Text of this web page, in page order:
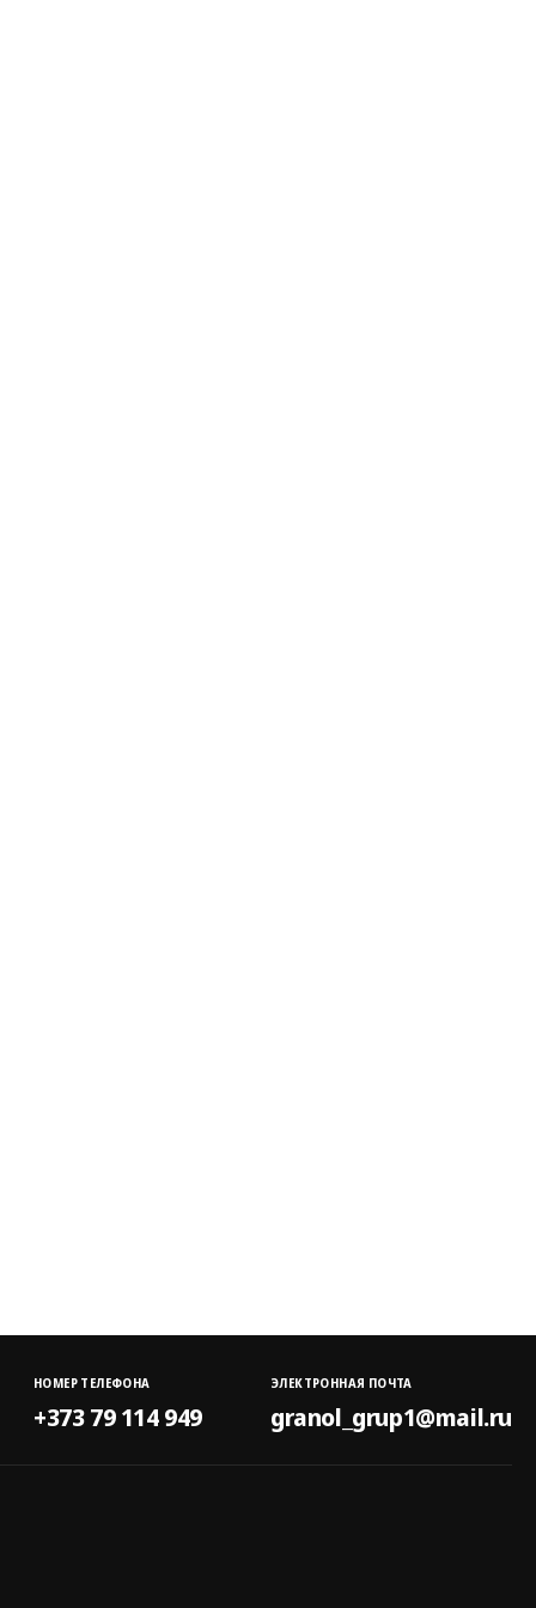
НОМЕР ТЕЛЕФОНА
+373 79 114 949
ЭЛЕКТРОННАЯ ПОЧТА
granol_grup1@mail.ru